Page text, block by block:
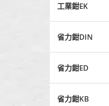
工業鉗EK
省力鉗DIN
省力鉗ED
省力鉗KB